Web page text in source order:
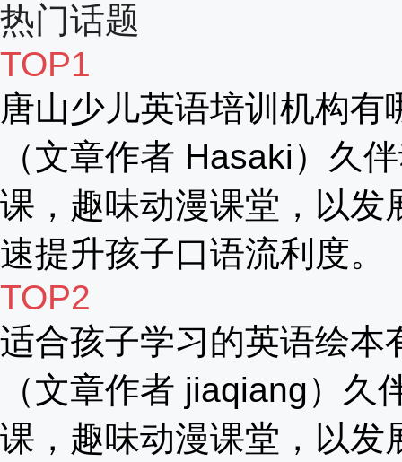
热门话题
TOP1
唐山少儿英语培训机构
（文章作者 Hasaki）久
课，趣味动漫课堂，以发
速提升孩子口语流利度。
TOP2
适合孩子学习的英语绘本
（文章作者 jiaqiang）
课，趣味动漫课堂，以发